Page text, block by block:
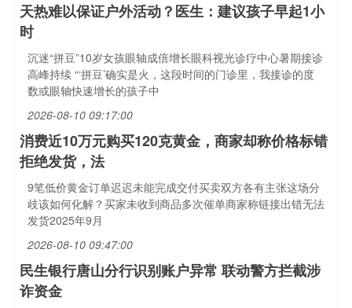
天热难以保证户外活动？医生：建议孩子早起1小
时
沉迷“拼豆”10岁女孩眼轴成倍增长眼科视光诊疗中心暑期接诊
高峰持续 “‘拼豆’确实是火，这段时间的门诊里，我接诊的度
数或眼轴快速增长的孩子中
2026-08-10 09:17:00
消费近10万元购买120克黄金，商家却称价格标错
拒绝发货，法
9笔低价黄金订单迟迟未能完成交付买卖双方各有主张这场分
歧该如何化解？买家未收到商品多次催单商家称链接出错无法
发货2025年9月
2026-08-10 09:47:00
民生银行唐山分行识别账户异常 联动警方拦截涉
诈资金